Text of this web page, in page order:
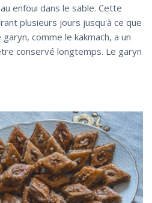
enfoui dans le sable. Cette
plusieurs jours jusqu'à ce que
comme le kakmach, a un
conservé longtemps. Le garyn